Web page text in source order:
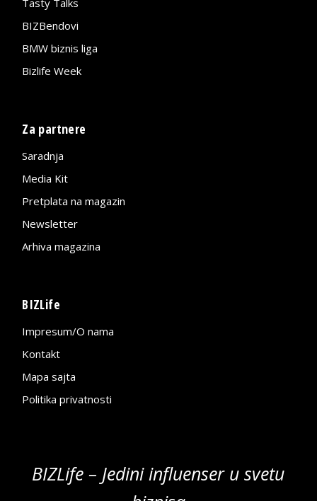
Tasty Talks
BIZBendovi
BMW biznis liga
Bizlife Week
Za partnere
Saradnja
Media Kit
Pretplata na magazin
Newsletter
Arhiva magazina
BIZLife
Impresum/O nama
Kontakt
Mapa sajta
Politika privatnosti
BIZLife – Jedini influenser u svetu